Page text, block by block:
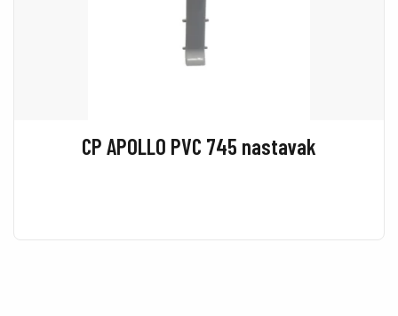
CP APOLLO PVC 745 nastavak